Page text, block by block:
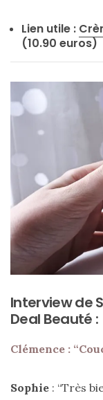
DIY/
(15)
Mode
(502)
Actualités
mode
(5)
mode
(25)
(5)
Lien utile :
(10.90 euros)
Interview de
Deal Beauté :
Clémence :
Sophie : “Très